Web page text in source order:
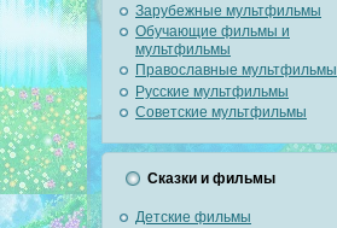
Зарубежные мультфильмы
Обучающие фильмы и
мультфильмы
Православные мультфильмы
Русские мультфильмы
Советские мультфильмы
Сказки и фильмы
Детские фильмы